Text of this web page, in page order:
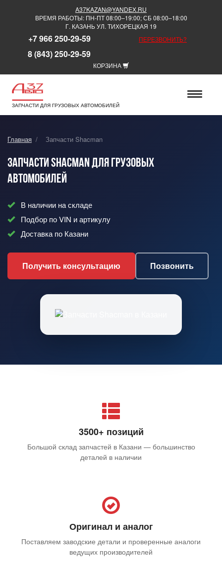
A37KAZAN@YANDEX.RU
ВРЕМЯ РАБОТЫ: ПН-ПТ 08:00–19:00; СБ 08:00–18:00
Г. КАЗАНЬ УЛ. ТИХОРЕЦКАЯ 19
+7 966 250-29-59
8 (843) 250-29-59
ПЕРЕЗВОНИТЬ?
КОРЗИНА
ЗАПЧАСТИ ДЛЯ ГРУЗОВЫХ АВТОМОБИЛЕЙ
Главная / Запчасти Shacman
Запчасти Shacman для грузовых
автомобилей
В наличии на складе
Подбор по VIN и артикулу
Доставка по Казани
Получить консультацию Позвонить
3500+ позиций
Большой склад запчастей в Казани — большинство
деталей в наличии
Оригинал и аналог
Поставляем заводские детали и проверенные аналоги
ведущих производителей